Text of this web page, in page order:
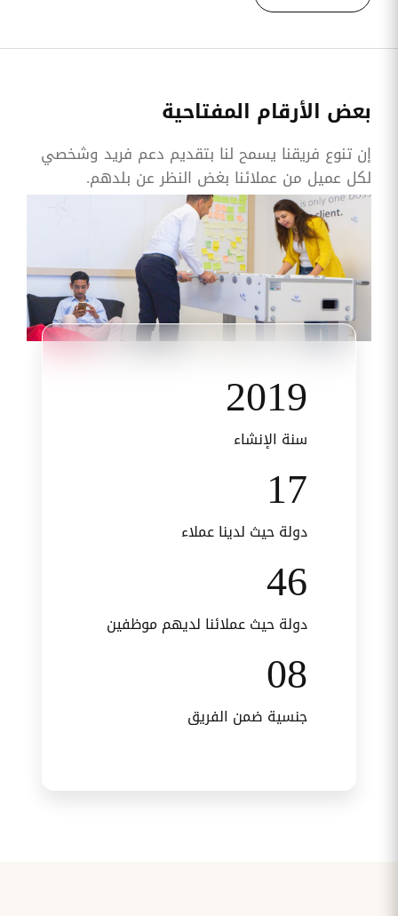
بعض الأرقام المفتاحية
إن تنوع فريقنا يسمح لنا بتقديم دعم فريد وشخصي
لكل عميل من عملائنا بغض النظر عن بلدهم.
2019
سنة الإنشاء
17
دولة حيث لدينا عملاء
46
دولة حيث عملائنا لديهم موظفين
08
جنسية ضمن الفريق